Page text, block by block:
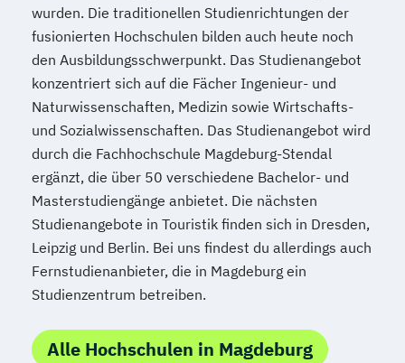
wurden. Die traditionellen Studienrichtungen der
fusionierten Hochschulen bilden auch heute noch
den Ausbildungsschwerpunkt. Das Studienangebot
konzentriert sich auf die Fächer Ingenieur- und
Naturwissenschaften, Medizin sowie Wirtschafts-
und Sozialwissenschaften. Das Studienangebot wird
durch die Fachhochschule Magdeburg-Stendal
ergänzt, die über 50 verschiedene Bachelor- und
Masterstudiengänge anbietet. Die nächsten
Studienangebote in Touristik finden sich in Dresden,
Leipzig und Berlin. Bei uns findest du allerdings auch
Fernstudienanbieter, die in Magdeburg ein
Studienzentrum betreiben.
Alle Hochschulen in Magdeburg